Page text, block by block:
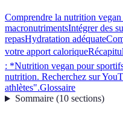
Comprendre la nutrition
macronutrimentsIntégrer des
repasHydratation adéquate
votre apport calorique
: *Nutrition vegan pour
nutrition. Recherchez sur
athlètes".Glossaire
Sommaire(10 sections)